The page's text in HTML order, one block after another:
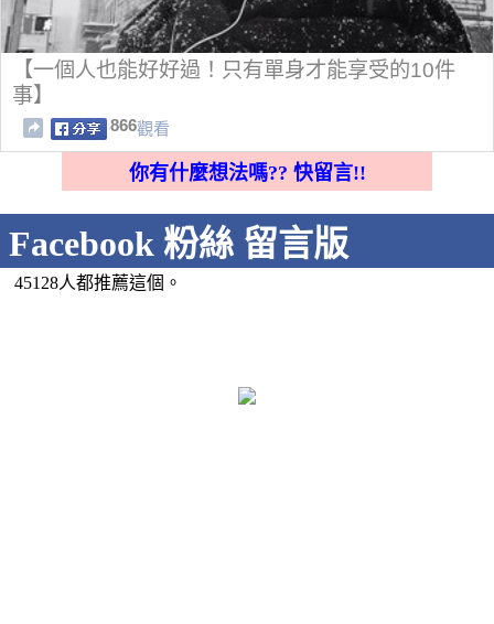
【一個人也能好好過！只有單身才能享受的10件
事】
866觀看
你有什麼想法嗎?? 快留言!!
Facebook 粉絲 留言版
45128人都推薦這個。